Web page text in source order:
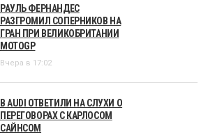
РАУЛЬ ФЕРНАНДЕС
РАЗГРОМИЛ СОПЕРНИКОВ НА
ГРАН ПРИ ВЕЛИКОБРИТАНИИ
MOTOGP
Вчера в 17:02
В AUDI ОТВЕТИЛИ НА СЛУХИ О
ПЕРЕГОВОРАХ С КАРЛОСОМ
САЙНСОМ